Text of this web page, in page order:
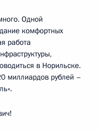
Одной
комфортных
работа
в Норильске.
миллиардов рублей –